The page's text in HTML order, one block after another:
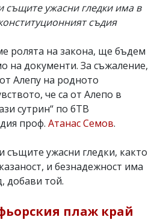
ужасни гледки има в
съдия
ролята на закона, ще бъдем
на документи. За съжаление,
Алепу на родното
че са от Алепо в
сутрин“ по бТВ
проф. Атанас Семов.
ужасни гледки, както
и безнадежност има
добави той.
плаж край